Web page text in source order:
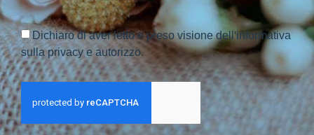
Dichiaro di aver letto e preso visione dell'informativa
sulla privacy e autorizzo.